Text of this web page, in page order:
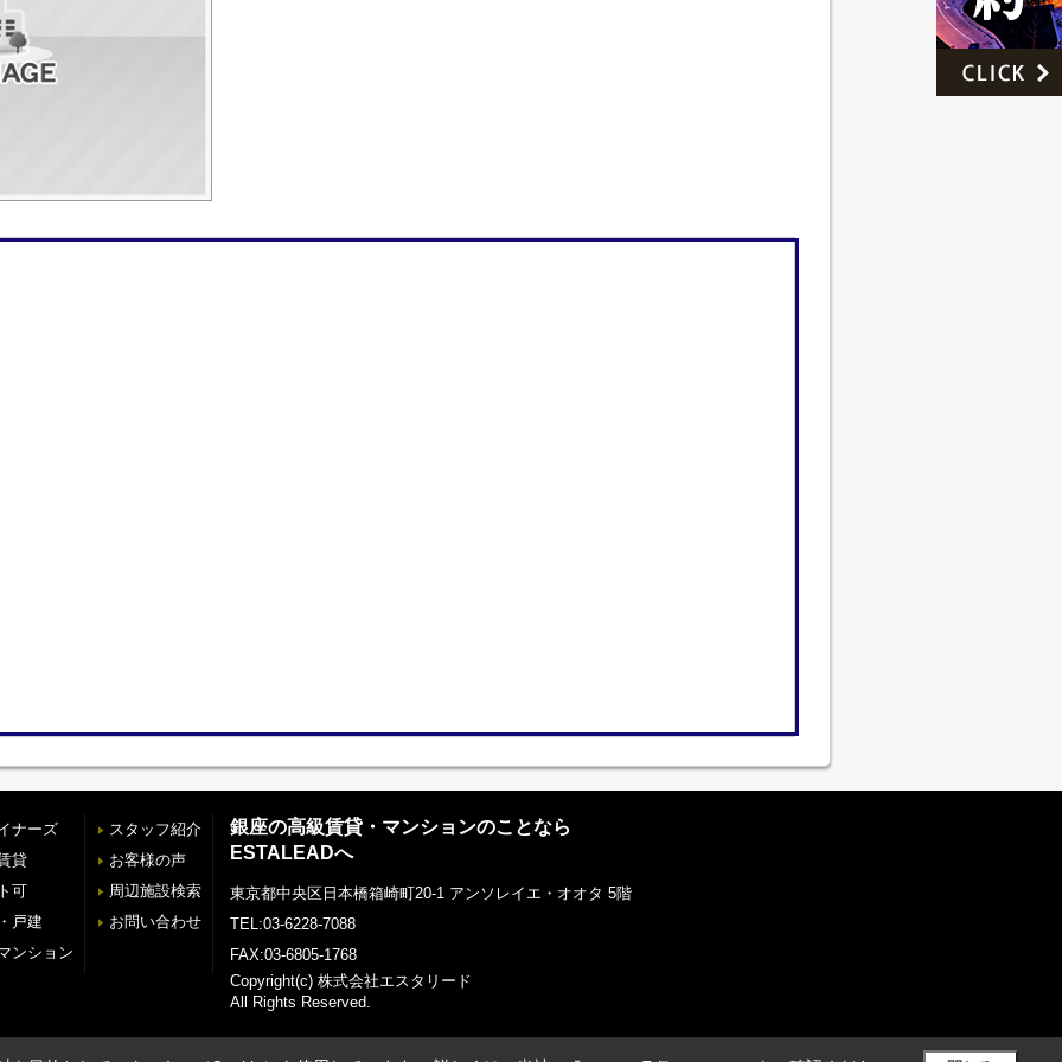
ナーズ
貸
可
戸建
ンション
スタッフ紹介
お客様の声
周辺施設検索
お問い合わせ
銀座の高級賃貸・マンションのことなら
ESTALEADへ
東京都中央区日本橋箱崎町20-1 アンソレイエ・オオタ 5階
TEL:03-6228-7088
FAX:03-6805-1768
Copyright(c) 株式会社エスタリード
All Rights Reserved.